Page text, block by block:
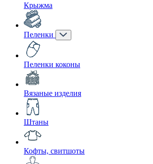
Крыжма
Пеленки
Пеленки коконы
Вязаные изделия
Штаны
Кофты, свитшоты